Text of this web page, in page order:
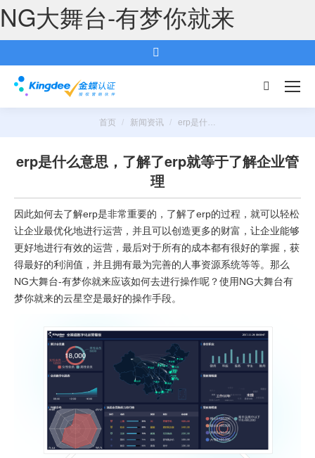
NG大舞台-有梦你就来
搜
您的位置：
首页 新闻资讯 erp是什…
erp是什么意思，了解了erp就等于了解企业管
理
因此如何去了解erp是非常重要的，了解了erp的过程，就可以轻松
让企业最优化地进行运营，并且可以创造更多的财富，让企业能够
更好地进行有效的运营，最后对于所有的成本都有很好的掌握，获
得最好的利润值，并且拥有最为完善的人事资源系统等等。那么
NG大舞台-有梦你就来应该如何去进行操作呢？使用NG大舞台有
梦你就来的云星空是最好的操作手段。